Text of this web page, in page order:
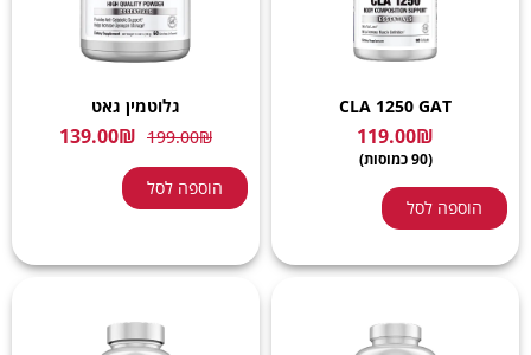
CLA 1250 GAT
119.00₪
(90 כמוסות)
הוספה לסל
גלוטמין גאט
199.00₪
139.00₪
הוספה לסל